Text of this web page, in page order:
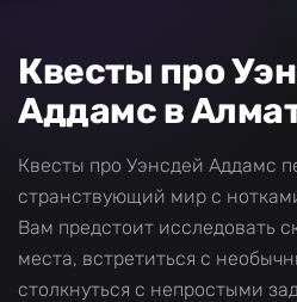
Квесты про
Аддамс в
Квесты про Уэнсдей Аддамс
странствующий мир с
Вам предстоит исследовать
места, встретиться с
столкнуться с непростыми